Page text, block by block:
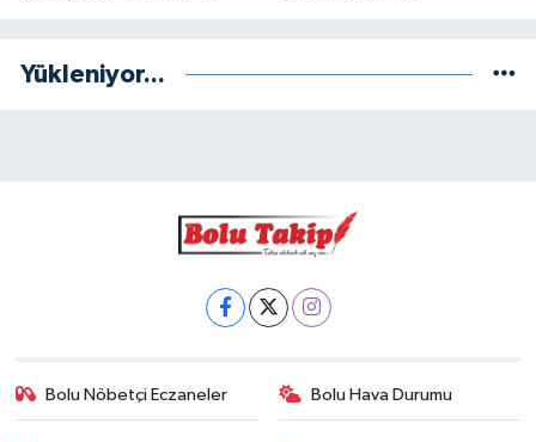
Yükleniyor...
Bolu Nöbetçi Eczaneler Bolu Hava Durumu